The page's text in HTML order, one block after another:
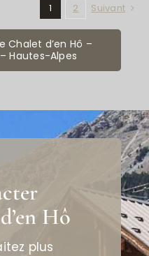
1 2 Suivant
Chalet d’en Hô –
Hautes-Alpes
Hô
plus